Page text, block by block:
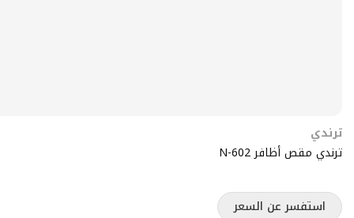
ترندي
ترندي مقص أظافر N-602
استفسر عن السعر